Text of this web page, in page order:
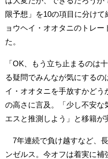
限予想」を10の項目に分け
ョウヘイ・オオタニのトレ
た。
「OK、もう立ち止まるのは
る疑問でみんなが気にする
イ・オオタニを手放すかど
の高さに言及。「少し不安な
エスと推測しよう」と移籍が
7年連続で負け越すなど、
ンゼルス。今オフは着実に補